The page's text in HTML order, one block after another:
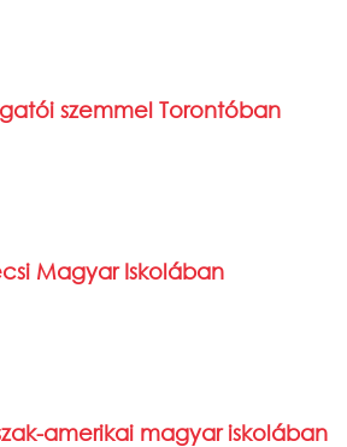
szemmel Torontóban
Magyar Iskolában
amerikai magyar iskolában